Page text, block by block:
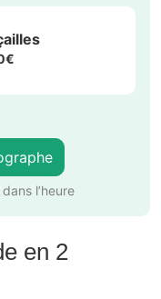
l’heure
en 2